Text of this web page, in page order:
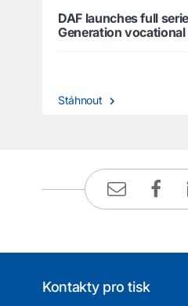
DAF launches full
Generation
Stáhnout
Kontakty pro tisk